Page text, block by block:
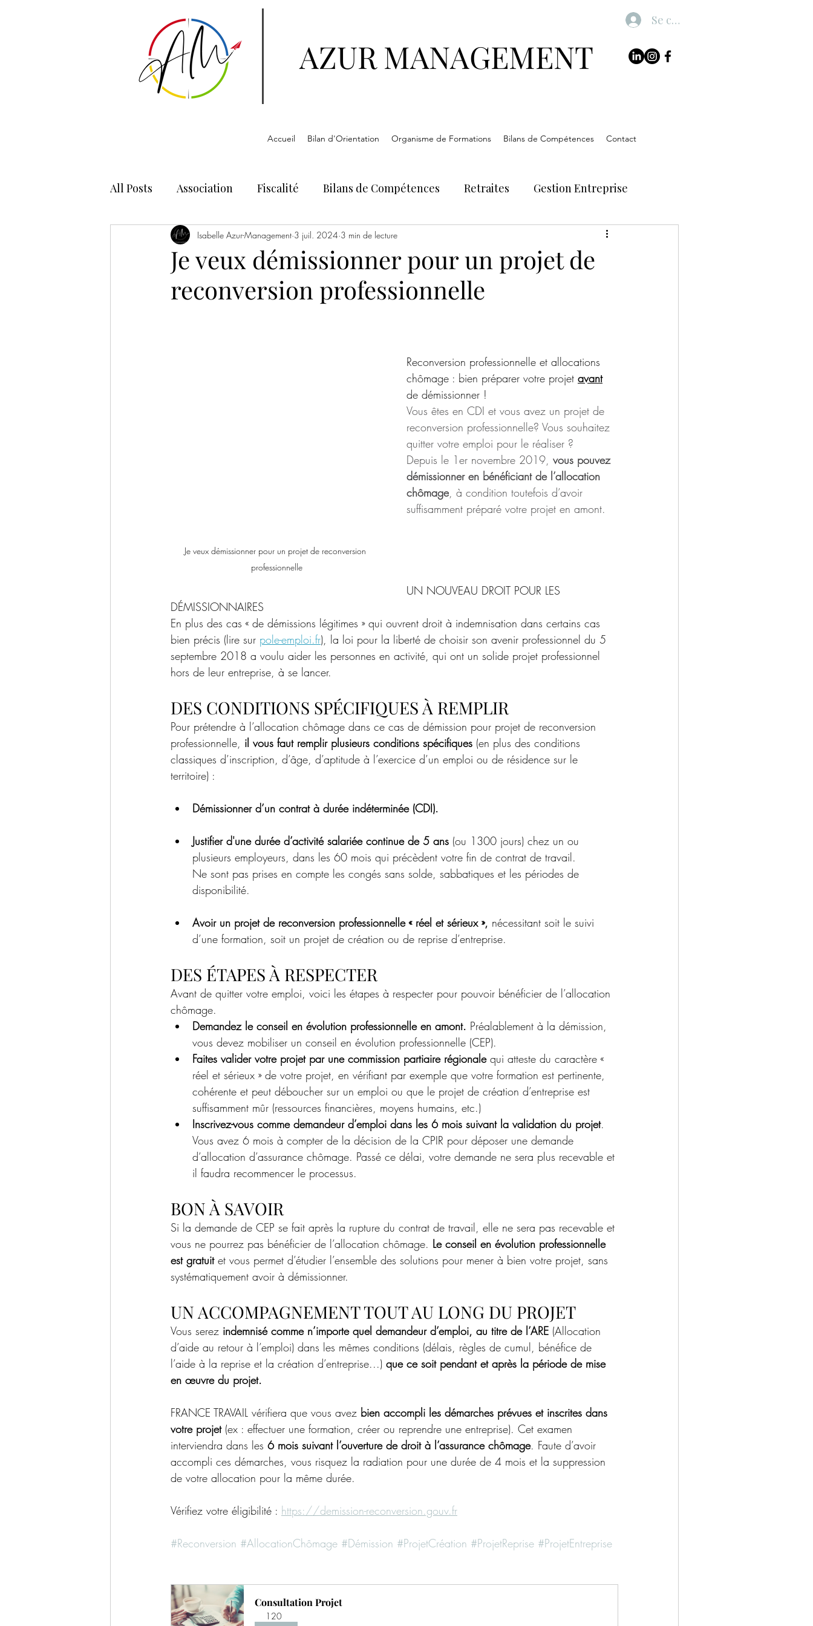
Se connecter
AZUR MANAGEMENT
Accueil Bilan d'Orientation Organisme de Formations Bilans de Compétences Contact
All Posts Association Fiscalité Bilans de Compétences Retraites Gestion Entreprise
Reconversion
Je veux démissionner pour un projet de
reconversion professionnelle
Isabelle Azur-Management 3 juil. 2024 3 min de lecture
Je veux démissionner pour un projet de reconversion
professionnelle
Reconversion professionnelle et allocations
chômage : bien préparer votre projet avant
de démissionner !
Vous êtes en CDI et vous avez un projet de
reconversion professionnelle? Vous souhaitez
quitter votre emploi pour le réaliser ?
Depuis le 1er novembre 2019, vous pouvez
démissionner en bénéficiant de l’allocation
chômage, à condition toutefois d’avoir
suffisamment préparé votre projet en amont.
UN NOUVEAU DROIT POUR LES
DÉMISSIONNAIRES
En plus des cas « de démissions légitimes » qui ouvrent droit à indemnisation dans certains cas
bien précis (lire sur pole-emploi.fr), la loi pour la liberté de choisir son avenir professionnel du 5
septembre 2018 a voulu aider les personnes en activité, qui ont un solide projet professionnel
hors de leur entreprise, à se lancer.
DES CONDITIONS SPÉCIFIQUES À REMPLIR
Pour prétendre à l’allocation chômage dans ce cas de démission pour projet de reconversion
professionnelle, il vous faut remplir plusieurs conditions spécifiques (en plus des conditions
classiques d’inscription, d’âge, d’aptitude à l’exercice d’un emploi ou de résidence sur le
territoire) :
Démissionner d’un contrat à durée indéterminée (CDI).
Justifier d'une durée d’activité salariée continue de 5 ans (ou 1300 jours) chez un ou
plusieurs employeurs, dans les 60 mois qui précèdent votre fin de contrat de travail.
Ne sont pas prises en compte les congés sans solde, sabbatiques et les périodes de
disponibilité.
Avoir un projet de reconversion professionnelle « réel et sérieux », nécessitant soit le suivi
d’une formation, soit un projet de création ou de reprise d’entreprise.
DES ÉTAPES À RESPECTER
Avant de quitter votre emploi, voici les étapes à respecter pour pouvoir bénéficier de l’allocation
chômage.
Demandez le conseil en évolution professionnelle en amont. Préalablement à la démission,
vous devez mobiliser un conseil en évolution professionnelle (CEP).
Faites valider votre projet par une commission partiaire régionale qui atteste du caractère «
réel et sérieux » de votre projet, en vérifiant par exemple que votre formation est pertinente,
cohérente et peut déboucher sur un emploi ou que le projet de création d’entreprise est
suffisamment mûr (ressources financières, moyens humains, etc.)
Inscrivez-vous comme demandeur d’emploi dans les 6 mois suivant la validation du projet.
Vous avez 6 mois à compter de la décision de la CPIR pour déposer une demande
d’allocation d’assurance chômage. Passé ce délai, votre demande ne sera plus recevable et
il faudra recommencer le processus.
BON À SAVOIR
Si la demande de CEP se fait après la rupture du contrat de travail, elle ne sera pas recevable et
vous ne pourrez pas bénéficier de l’allocation chômage. Le conseil en évolution professionnelle
est gratuit et vous permet d’étudier l’ensemble des solutions pour mener à bien votre projet, sans
systématiquement avoir à démissionner.
UN ACCOMPAGNEMENT TOUT AU LONG DU PROJET
Vous serez indemnisé comme n’importe quel demandeur d’emploi, au titre de l’ARE (Allocation
d’aide au retour à l’emploi) dans les mêmes conditions (délais, règles de cumul, bénéfice de
l’aide à la reprise et la création d’entreprise...) que ce soit pendant et après la période de mise
en œuvre du projet.
FRANCE TRAVAIL vérifiera que vous avez bien accompli les démarches prévues et inscrites dans
votre projet (ex : effectuer une formation, créer ou reprendre une entreprise). Cet examen
interviendra dans les 6 mois suivant l’ouverture de droit à l’assurance chômage. Faute d’avoir
accompli ces démarches, vous risquez la radiation pour une durée de 4 mois et la suppression
de votre allocation pour la même durée.
Vérifiez votre éligibilité : https://demission-reconversion.gouv.fr
#Reconversion #AllocationChômage #Démission #ProjetCréation #ProjetReprise #ProjetEntreprise
Consultation Projet
120